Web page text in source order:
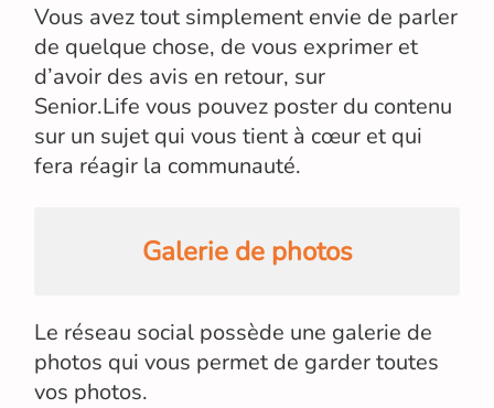
Vous avez tout simplement envie de parler
de quelque chose, de vous exprimer et
d’avoir des avis en retour, sur
Senior.Life vous pouvez poster du contenu
sur un sujet qui vous tient à cœur et qui
fera réagir la communauté.
Galerie de photos
Le réseau social possède une galerie de
photos qui vous permet de garder toutes
vos photos.